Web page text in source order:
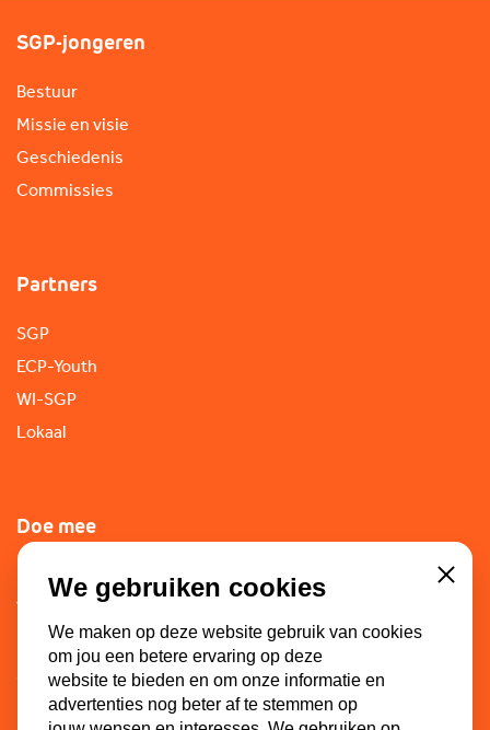
SGP-jongeren
Bestuur
Missie en visie
Geschiedenis
Commissies
Partners
SGP
ECP-Youth
WI-SGP
Lokaal
Doe mee
Lid worden
Vacatures
Doneren
Sponsoren
We gebruiken cookies
We maken op deze website gebruik van cookies
om jou een betere ervaring op deze
website te bieden en om onze informatie en
advertenties nog beter af te stemmen op
Close